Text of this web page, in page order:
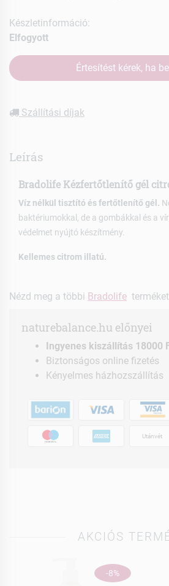
Készletinformáció:
Elfogyott
Értesítést kérek, ha
Szállítási díjak
Leírás
Bradolife Kézfertőtlenítő gél
Víz nélkül tisztító és fertőtlenítő gél.
baktériumokkal, de a gombákkal és a
védelmet nyújtó készítmény.
Kellemes citrom illatú.
Nézd meg a többi Bradolife
naturebalance.hu előnyei
Ingyenes kiszállítás 18000
Biztonságos online fizetés
Kényelmes házhozszállítás
Utánvét
AKCIÓS
-8%